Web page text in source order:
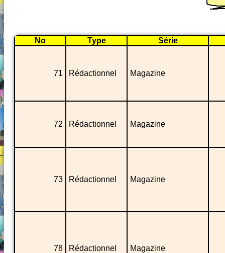
No Type Série
71 Rédactionnel Magazine
72 Rédactionnel Magazine
73 Rédactionnel Magazine
78 Rédactionnel Magazine